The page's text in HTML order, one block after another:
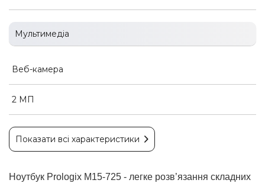
Мультимедіа
Веб-камера
2 МП
Показати всі характеристики
Ноутбук Prologix M15-725 - легке розв’язання складних